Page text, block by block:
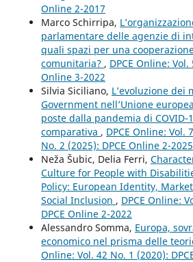
Online 2-2017
Marco Schirripa,
parlamentare delle agenzie di
quali spazi per una
comunitaria? , DPCE Online: Vol.
Online 3-2022
Silvia Siciliano, L’evoluzione dei
Government nell’Unione
poste dalla pandemia di COVID-
comparativa , DPCE Online: Vol.
No. 2 (2025): DPCE Online 2-2025
Neža Šubic, Delia Ferri,
Culture for People with
Policy: European Identity,
Social Inclusion , DPCE Online:
DPCE Online 2-2022
Alessandro Somma, Europa,
economico nel prisma delle
Online: Vol. 42 No. 1 (2020):